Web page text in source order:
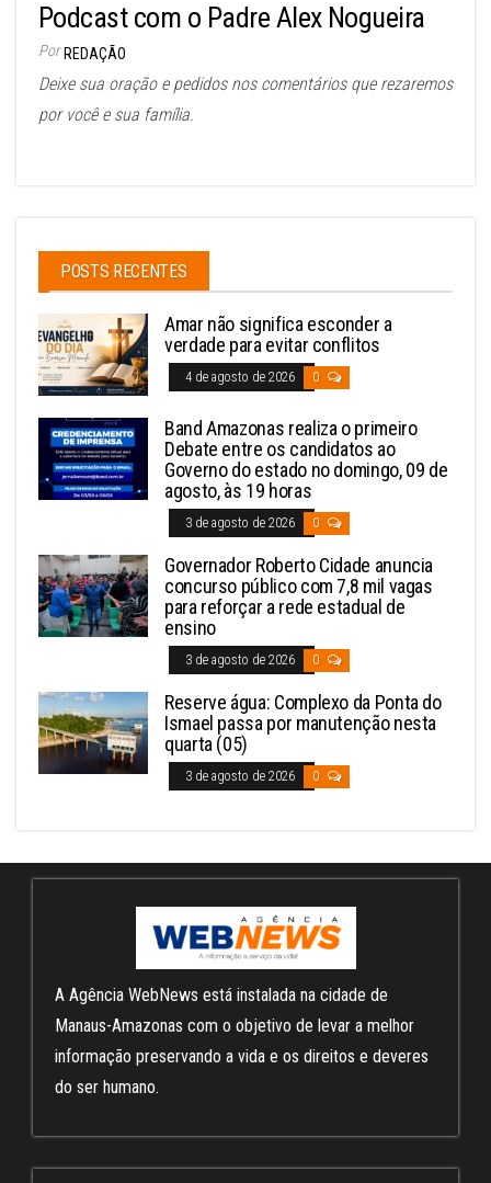
Podcast com o Padre Alex Nogueira
Por REDAÇÃO
Deixe sua oração e pedidos nos comentários que rezaremos
por você e sua família.
POSTS RECENTES
Amar não significa esconder a
verdade para evitar conflitos
4 de agosto de 2026 0
Band Amazonas realiza o primeiro
Debate entre os candidatos ao
Governo do estado no domingo, 09 de
agosto, às 19 horas
3 de agosto de 2026 0
Governador Roberto Cidade anuncia
concurso público com 7,8 mil vagas
para reforçar a rede estadual de
ensino
3 de agosto de 2026 0
Reserve água: Complexo da Ponta do
Ismael passa por manutenção nesta
quarta (05)
3 de agosto de 2026 0
A Agência WebNews está instalada na cidade de
Manaus-Amazonas com o objetivo de levar a melhor
informação preservando a vida e os direitos e deveres
do ser humano.